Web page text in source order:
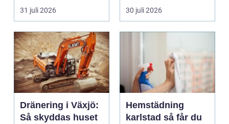
direkt till hjärnans
31 juli 2026
läckande slan...
30 juli 2026
Dränering i Växjö:
Så skyddas huset
Hemstädning
karlstad så får du